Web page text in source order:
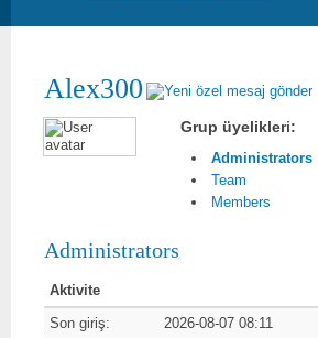
Alex300
Grup üyelikleri:
Administrators
Team
Members
Administrators
Aktivite
Son giriş:
2026-08-07 08:11